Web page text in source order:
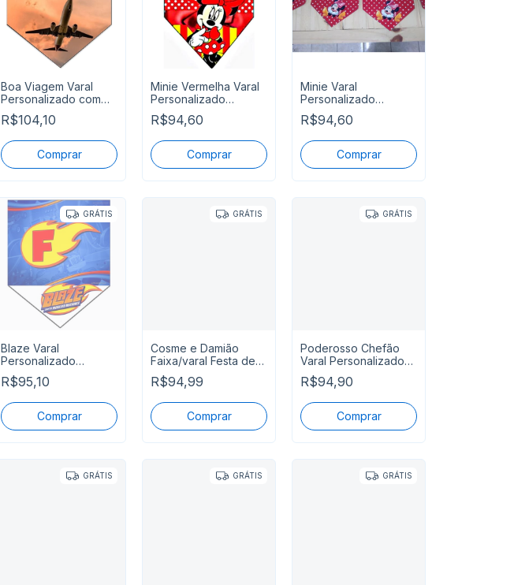
Boa Viagem Varal
Personalizado com
Nome
R$104,10
Minie Vermelha Varal
Personalizado
Parabéns Mais Nome
R$94,60
Minie Varal
Personalizado
Parabéns Mais Nome
R$94,60
GRÁTIS
Blaze Varal
Personalizado
Parabens Mais Nome
Pronta Entrega
R$95,10
GRÁTIS
Cosme e Damião
Faixa/varal Festa de
Cosme e Damião
R$94,99
GRÁTIS
Poderosso Chefão
Varal Personalizado
Parabens Mais Nome
R$94,90
GRÁTIS GRÁTIS GRÁTIS